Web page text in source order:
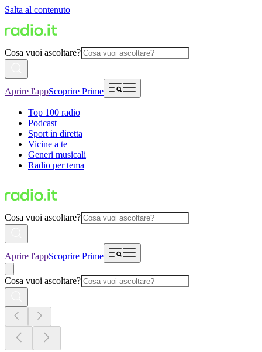
Salta al contenuto
Cosa vuoi ascoltare?
Aprire l'appScoprire Prime
Top 100 radio
Podcast
Sport in diretta
Vicine a te
Generi musicali
Radio per tema
Cosa vuoi ascoltare?
Aprire l'appScoprire Prime
Cosa vuoi ascoltare?